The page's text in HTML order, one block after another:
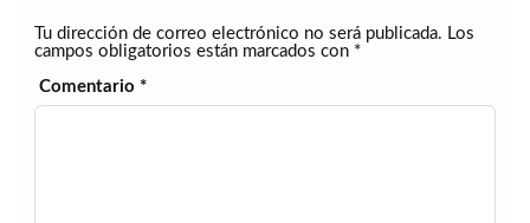
Tu dirección de correo electrónico no será publicada. Los
campos obligatorios están marcados con *
Comentario *